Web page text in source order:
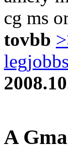
cg ms
tovbb
A